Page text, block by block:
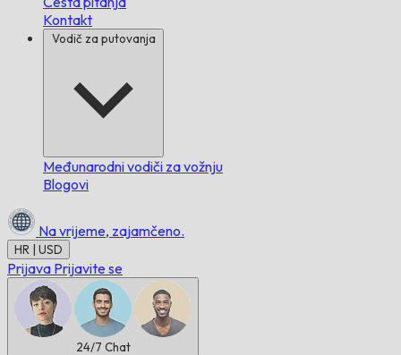
Kontakt
Vodič za putovanja
Međunarodni vodiči za vožnju
Blogovi
Na vrijeme, zajamčeno.
HR | USD
Prijava Prijavite se
24/7 Chat